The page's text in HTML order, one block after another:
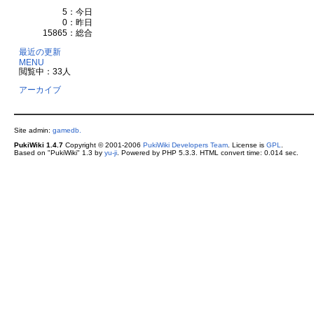
5：今日
0：昨日
15865：総合
最近の更新
MENU
閲覧中：33人
アーカイブ
Site admin: gamedb.
PukiWiki 1.4.7Copyright © 2001-2006 PukiWiki Developers Team. License is GPL
Based on "PukiWiki" 1.3 by yu-ji. Powered by PHP 5.3.3. HTML convert time: 0.014 sec.